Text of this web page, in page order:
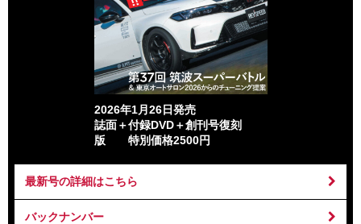
2026年1月26日発売
誌面＋付録DVD＋創刊号復刻
版 特別価格2500円
最新号の詳細はこちら
バックナンバー